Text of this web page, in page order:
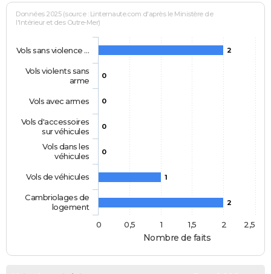
Nombre de faits
Données 2025 (source : Linternaute.com d'après le Ministère de
l'Intérieur et des Outre-Mer)
2
0
0
0
0
1
2
Vols sans violence …
Vols violents sans
arme
Vols avec armes
Vols d'accessoires
sur véhicules
Vols dans les
véhicules
Vols de véhicules
Cambriolages de
logement
0
0,5 1 1,5 2 2,5